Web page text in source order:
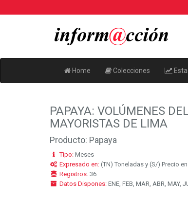
Home Colecciones
PAPAYA: VOLÚMENES
MAYORISTAS DE LIMA
Producto: Papaya
Tipo:Meses
Expresado en:(TN) Toneladas y (S/) Precio
Registros:36
Datos Dispones:ENE, FEB, MAR, ABR, MAY,